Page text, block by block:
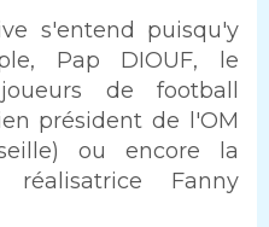
s'entend puisqu'y
Pap DIOUF, le
de football
président de l'OM
ou encore la
Fanny